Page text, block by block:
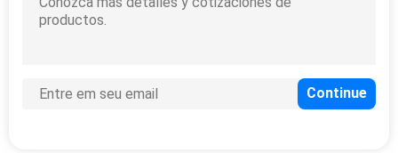
do carro